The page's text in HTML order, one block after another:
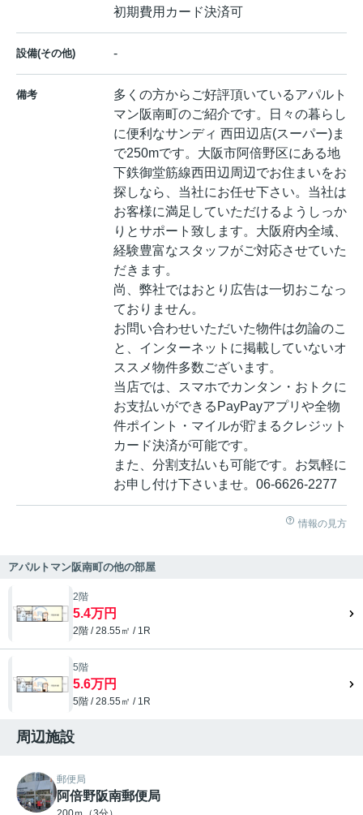
初期費用カード決済可
設備(その他) -
備考
多くの方からご好評頂いているアパルト
マン阪南町のご紹介です。日々の暮らし
に便利なサンディ 西田辺店(スーパー)ま
で250mです。大阪市阿倍野区にある地
下鉄御堂筋線西田辺周辺でお住まいをお
探しなら、当社にお任せ下さい。当社は
お客様に満足していただけるようしっか
りとサポート致します。大阪府内全域、
経験豊富なスタッフがご対応させていた
だきます。
尚、弊社ではおとり広告は一切おこなっ
ておりません。
お問い合わせいただいた物件は勿論のこ
と、インターネットに掲載していないオ
ススメ物件多数ございます。
当店では、スマホでカンタン・おトクに
お支払いができるPayPayアプリや全物
件ポイント・マイルが貯まるクレジット
カード決済が可能です。
また、分割支払いも可能です。お気軽に
お申し付け下さいませ。06-6626-2277
情報の見方
アパルトマン阪南町の他の部屋
2階
5.4万円
2階 / 28.55㎡ / 1R
5階
5.6万円
5階 / 28.55㎡ / 1R
周辺施設
郵便局
阿倍野阪南郵便局